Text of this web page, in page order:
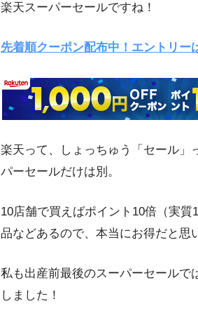
楽天スーパーセールですね！
先着順クーポン配布中！エントリー
楽天って、しょっちゅう「セール」
パーセールだけは別。
10店舗で買えばポイント10倍（実
品などあるので、本当にお得だと思
私も出産前最後のスーパーセールで
しました！